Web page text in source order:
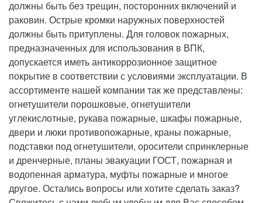
должны быть без трещин, посторонних включений и
раковин. Острые кромки наружных поверхностей
должны быть притуплены. Для головок пожарных,
предназначенных для использования в ВПК,
допускается иметь антикоррозионное защитное
покрытие в соответствии с условиями эксплуатации. В
ассортименте нашей компании так же представлены:
огнетушители порошковые, огнетушители
углекислотные, рукава пожарные, шкафы пожарные,
двери и люки противопожарные, краны пожарные,
подставки под огнетушители, оросители спринклерные
и дренчерные, планы эвакуации ГОСТ, пожарная и
водопенная арматура, муфты пожарные и многое
другое. Остались вопросы или хотите сделать заказ?